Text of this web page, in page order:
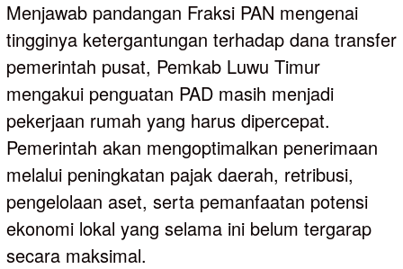
Menjawab pandangan Fraksi PAN mengenai
tingginya ketergantungan terhadap dana transfer
pemerintah pusat, Pemkab Luwu Timur
mengakui penguatan PAD masih menjadi
pekerjaan rumah yang harus dipercepat.
Pemerintah akan mengoptimalkan penerimaan
melalui peningkatan pajak daerah, retribusi,
pengelolaan aset, serta pemanfaatan potensi
ekonomi lokal yang selama ini belum tergarap
secara maksimal.